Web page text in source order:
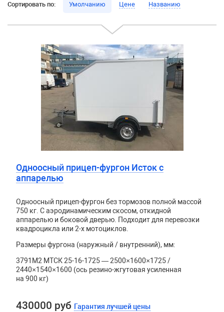
Сортировать по: Умолчанию Цене Названию
Одноосный прицеп-фургон Исток с
аппарелью
Одноосный прицеп-фургон без тормозов полной массой
750 кг. С аэродинамическим скосом, откидной
аппарелью и боковой дверью. Подходит для перевозки
квадроцикла или 2-х мотоциклов.
Размеры фургона (наружный / внутренний), мм:
3791М2 МТСК 25-16-1725 — 2500×1600×1725 /
2440×1540×1600 (ось резино-жгутовая усиленная
на 900 кг)
430000 руб Гарантия лучшей цены